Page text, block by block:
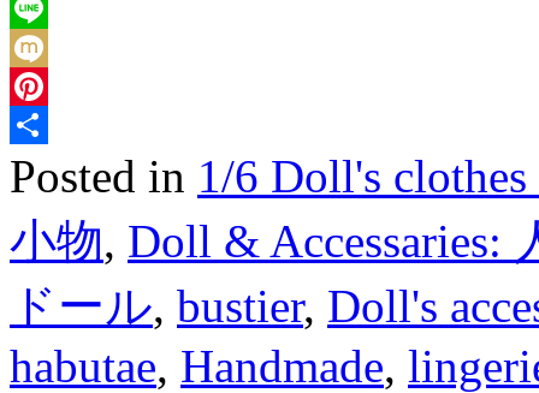
Reddit
Line
Mixi
Pinterest
Share
Posted in 1/6 Doll's
小物, Doll & Accessaries:
ドール, bustier, Doll's
habutae, Handmade,